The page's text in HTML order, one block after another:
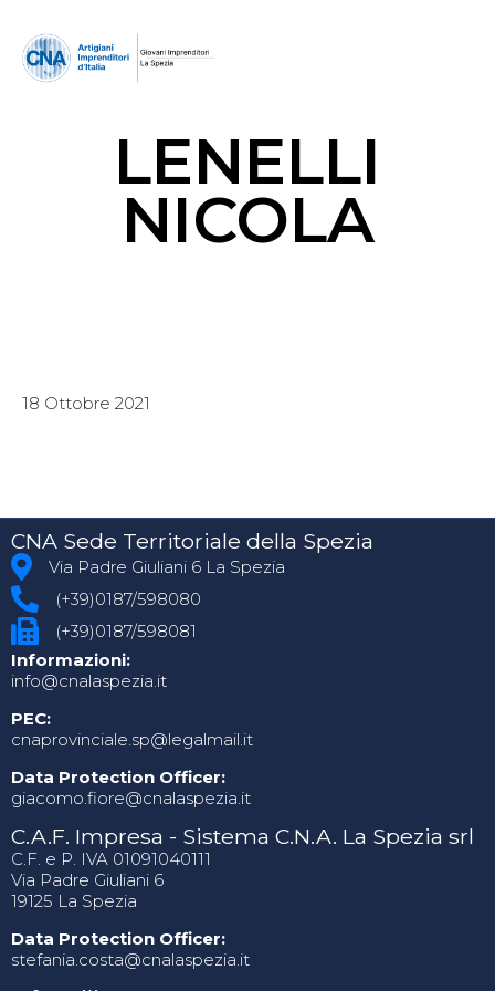
LENELLI
NICOLA
18 Ottobre 2021
CNA Sede Territoriale della Spezia
Via Padre Giuliani 6 La Spezia
(+39)0187/598080
(+39)0187/598081
Informazioni:
info@cnalaspezia.it
PEC:
cnaprovinciale.sp@legalmail.it
Data Protection Officer:
giacomo.fiore@cnalaspezia.it
C.A.F. Impresa - Sistema C.N.A. La Spezia srl
C.F. e P. IVA 01091040111
Via Padre Giuliani 6
19125 La Spezia
Data Protection Officer:
stefania.costa@cnalaspezia.it